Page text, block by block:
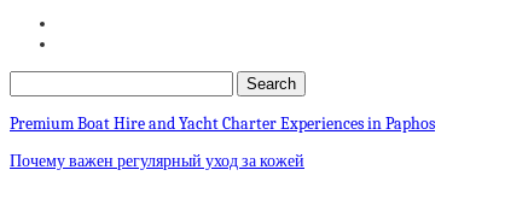
Premium Boat Hire and Yacht Charter Experiences in Paphos
Почему важен регулярный уход за кожей